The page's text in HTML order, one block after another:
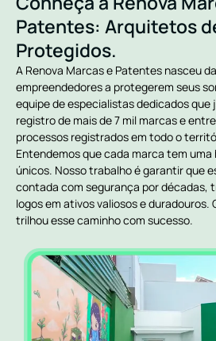
Patentes: Arquitetos
Protegidos.
A Renova Marcas e Patentes nasceu
empreendedores a protegerem seus
equipe de especialistas dedicados que
registro de mais de 7 mil marcas e
processos registrados em todo o
Entendemos que cada marca tem
únicos. Nosso trabalho é garantir que
contada com segurança por décadas,
logos em ativos valiosos e duradouros.
trilhou esse caminho com sucesso.